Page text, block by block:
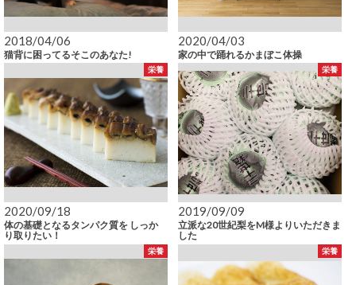
2018/04/06
猫背に困ってるそこのあなた!
2020/04/03
家の中で踊れるかまぼこ体操
栄養
2020/09/18
体の基礎となるタンパク質を しっか
り取りたい！
栄養
2019/09/09
立派な20世紀梨をM様よりいただきま
した
栄養 栄養